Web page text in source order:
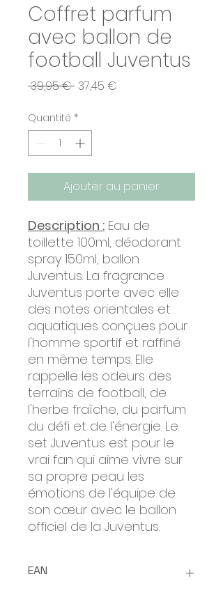
Coffret parfum
avec ballon de
football Juventus
39,95 € Prix
37,45 €
Quantité *
Ajouter au panier
Description : Eau de
toillette 100ml, déodorant
spray 150ml, ballon
Juventus. La fragrance
Juventus porte avec elle
des notes orientales et
aquatiques conçues pour
l'homme sportif et raffiné
en même temps. Elle
rappelle les odeurs des
terrains de football, de
l'herbe fraîche, du parfum
du défi et de l'énergie. Le
set Juventus est pour le
vrai fan qui aime vivre sur
sa propre peau les
émotions de l'équipe de
son cœur avec le ballon
officiel de la Juventus.
EAN